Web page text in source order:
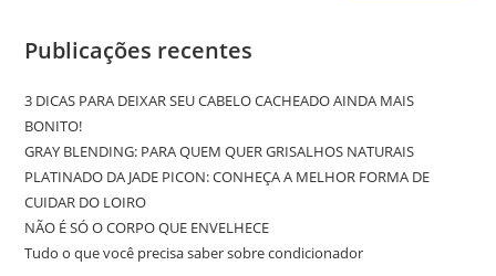
Publicações recentes
3 DICAS PARA DEIXAR SEU CABELO CACHEADO AINDA MAIS
BONITO!
GRAY BLENDING: PARA QUEM QUER GRISALHOS NATURAIS
PLATINADO DA JADE PICON: CONHEÇA A MELHOR FORMA DE
CUIDAR DO LOIRO
NÃO É SÓ O CORPO QUE ENVELHECE
Tudo o que você precisa saber sobre condicionador